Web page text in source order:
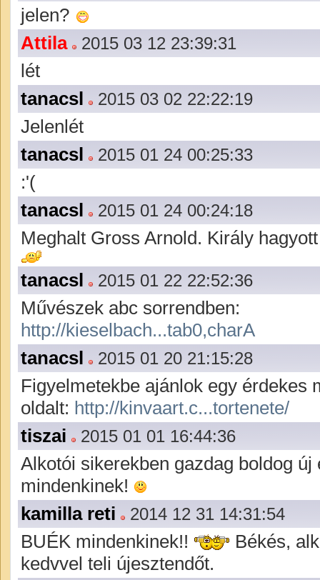
jelen?
Attila
2015 03 12 23:39:31
lét
tanacsl
2015 03 02 22:22:19
Jelenlét
tanacsl
2015 01 24 00:25:33
:'(
tanacsl
2015 01 24 00:24:18
Meghalt Gross Arnold. Király
tanacsl
2015 01 22 22:52:36
Művészek abc sorrendben:
http://kieselbach...tab0,charA
tanacsl
2015 01 20 21:15:28
Figyelmetekbe ajánlok egy érdekes
oldalt: http://kinvaart.c...tortenete/
tiszai
2015 01 01 16:44:36
Alkotói sikerekben gazdag boldog új
mindenkinek!
kamilla reti
2014 12 31 14:31:54
BUÉK mindenkinek!!
Békés,
kedvvel teli újesztendőt.